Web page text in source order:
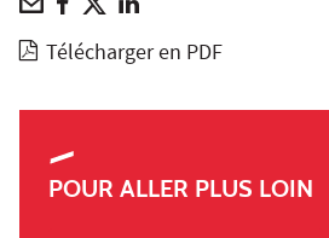
Télécharger en PDF
POUR ALLER PLUS LOIN